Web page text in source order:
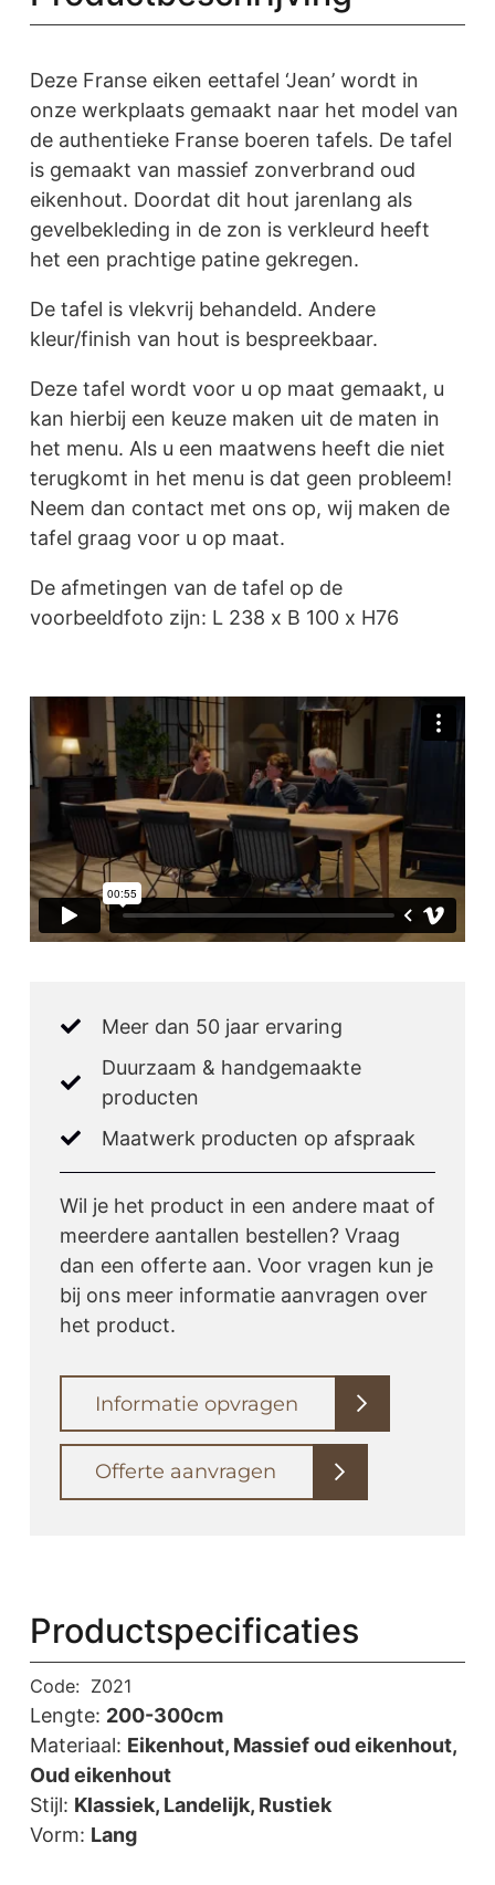
Deze Franse eiken eettafel ‘Jean’ wordt in
onze werkplaats gemaakt naar het model van
de authentieke Franse boeren tafels. De tafel
is gemaakt van massief zonverbrand oud
eikenhout. Doordat dit hout jarenlang als
gevelbekleding in de zon is verkleurd heeft
het een prachtige patine gekregen.
De tafel is vlekvrij behandeld. Andere
kleur/finish van hout is bespreekbaar.
Deze tafel wordt voor u op maat gemaakt, u
kan hierbij een keuze maken uit de maten in
het menu. Als u een maatwens heeft die niet
terugkomt in het menu is dat geen probleem!
Neem dan contact met ons op, wij maken de
tafel graag voor u op maat.
De afmetingen van de tafel op de
voorbeeldfoto zijn: L 238 x B 100 x H76
Meer dan 50 jaar ervaring
Duurzaam & handgemaakte
producten
Maatwerk producten op afspraak
Wil je het product in een andere maat of
meerdere aantallen bestellen? Vraag
dan een offerte aan. Voor vragen kun je
bij ons meer informatie aanvragen over
het product.
Informatie opvragen
Offerte aanvragen
Productspecificaties
Code: Z021
Lengte: 200-300cm
Materiaal: Eikenhout, Massief oud eikenhout,
Oud eikenhout
Stijl: Klassiek, Landelijk, Rustiek
Vorm: Lang